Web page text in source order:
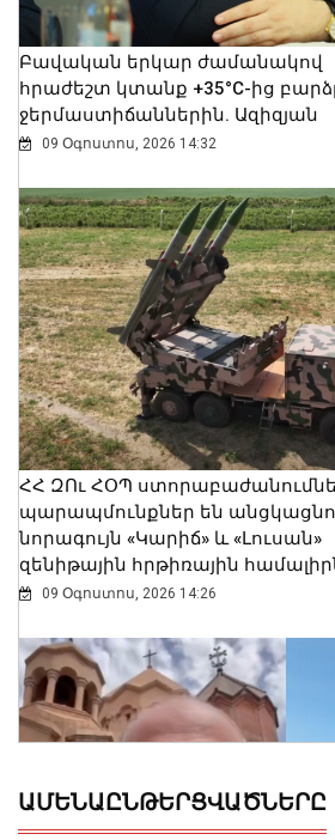
Բավական երկար ժամանակով
հրաժեշտ կտանք +35°C-ից
ջերմաստիճաններին. Ազիզյան
09 Օգոստոս, 2026 14:32
ՀՀ ԶՈւ ՀՕՊ
պարապմունքներ են
նորագույն «Կարիճ» և «Լուսան»
զենիթային հրթիռային
09 Օգոստոս, 2026 14:26
ԱՄԵՆԱԸՆԹԵՐՑՎԱԾՆԵՐԸ